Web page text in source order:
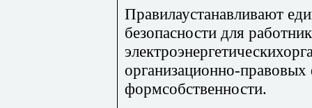
Правилаустанавливают
безопасности для
организационно-
формсобственности.